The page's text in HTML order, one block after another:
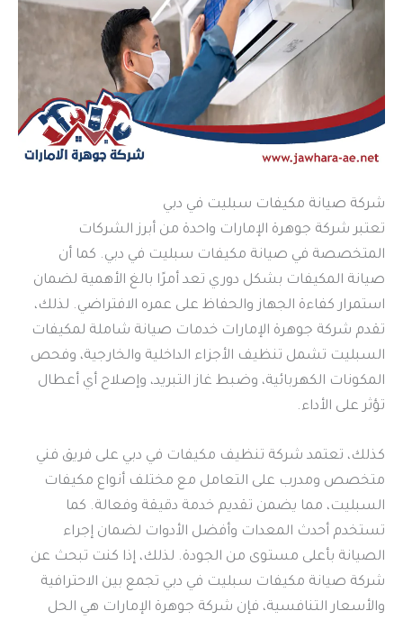
شركة صيانة مكيفات سبليت في دبي
تعتبر شركة جوهرة الإمارات واحدة من أبرز الشركات
المتخصصة في صيانة مكيفات سبليت في دبي. كما أن
صيانة المكيفات بشكل دوري تعد أمرًا بالغ الأهمية لضمان
استمرار كفاءة الجهاز والحفاظ على عمره الافتراضي. لذلك،
تقدم شركة جوهرة الإمارات خدمات صيانة شاملة لمكيفات
السبليت تشمل تنظيف الأجزاء الداخلية والخارجية، وفحص
المكونات الكهربائية، وضبط غاز التبريد، وإصلاح أي أعطال
تؤثر على الأداء.
كذلك، تعتمد شركة تنظيف مكيفات في دبي على فريق فني
متخصص ومدرب على التعامل مع مختلف أنواع مكيفات
السبليت، مما يضمن تقديم خدمة دقيقة وفعالة. كما
تستخدم أحدث المعدات وأفضل الأدوات لضمان إجراء
الصيانة بأعلى مستوى من الجودة. لذلك، إذا كنت تبحث عن
شركة صيانة مكيفات سبليت في دبي تجمع بين الاحترافية
والأسعار التنافسية، فإن شركة جوهرة الإمارات هي الحل